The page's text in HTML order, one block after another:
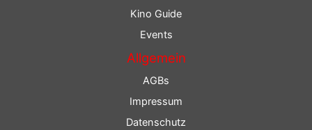
Kino Guide
Events
Allgemein
AGBs
Impressum
Datenschutz